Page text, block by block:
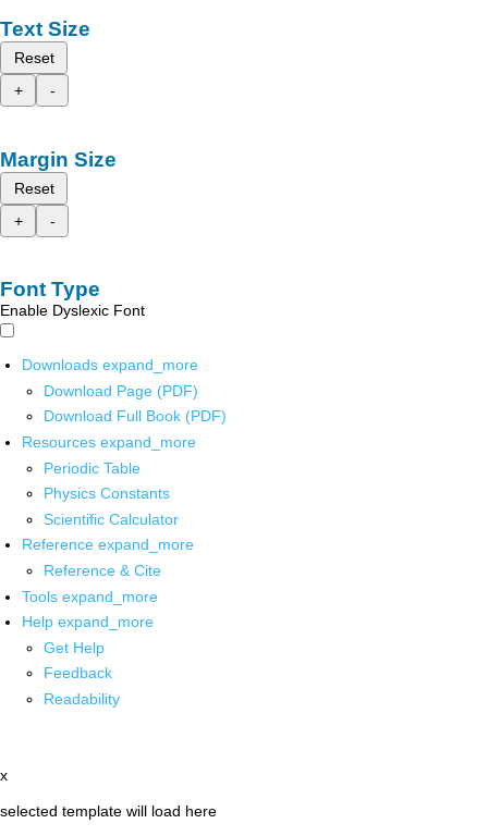
Text Size
Reset
+
-
Margin Size
Reset
+
-
Font Type
Enable Dyslexic Font
Downloads expand_more
Download Page (PDF)
Download Full Book (PDF)
Resources expand_more
Periodic Table
Physics Constants
Scientific Calculator
Reference expand_more
Reference & Cite
Tools expand_more
Help expand_more
Get Help
Feedback
Readability
x
selected template will load here